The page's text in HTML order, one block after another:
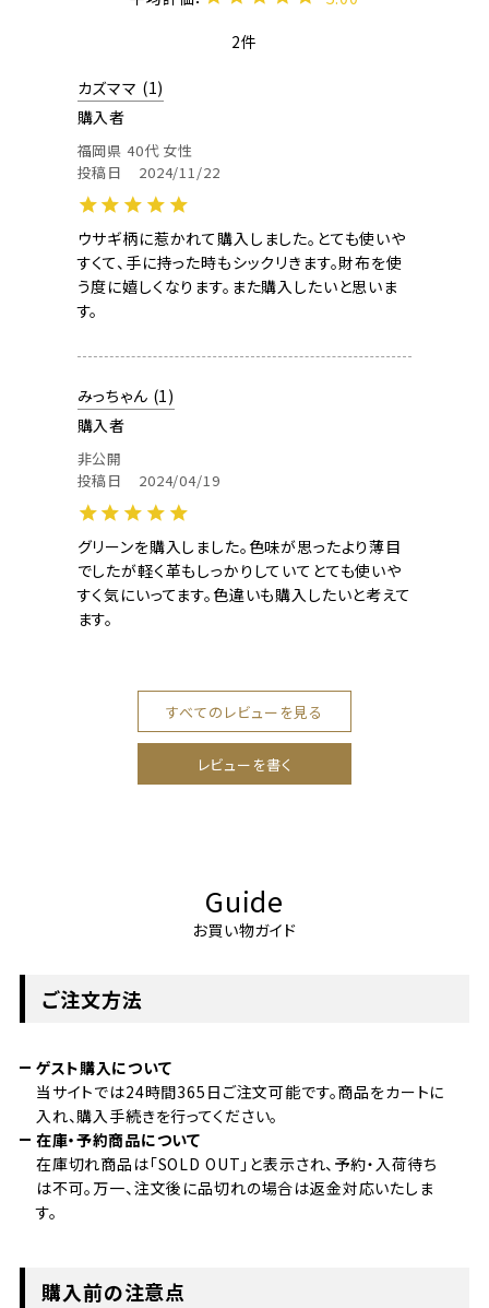
2
カズママ
1
購入者
福岡県 40代 女性
投稿日
2024/11/22
ウサギ柄に惹かれて購入しました。とても使いや
すくて、手に持った時もシックリきます。財布を使
う度に嬉しくなります。また購入したいと思いま
す。
みっちゃん 1
購入者
非公開
投稿日
2024/04/19
グリーンを購入しました。色味が思ったより薄目
でしたが軽く革もしっかりしていてとても使いや
すく気にいってます。色違いも購入したいと考えて
ます。
すべてのレビューを見る
レビューを書く
Guide
お買い物ガイド
ご注文方法
ゲスト購入について
当サイトでは24時間365日ご注文可能です。商品をカートに
入れ、購入手続きを行ってください。
在庫・予約商品について
在庫切れ商品は「SOLD OUT」と表示され、予約・入荷待ち
は不可。万一、注文後に品切れの場合は返金対応いたしま
す。
購入前の注意点